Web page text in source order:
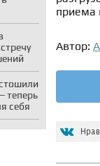
теперь
себя
приема
Автор: